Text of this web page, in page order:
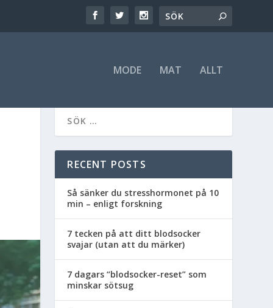
MODE MAT ALLT
RECENT POSTS
Så sänker du stresshormonet på 10
min – enligt forskning
7 tecken på att ditt blodsocker
svajar (utan att du märker)
7 dagars “blodsocker-reset” som
minskar sötsug